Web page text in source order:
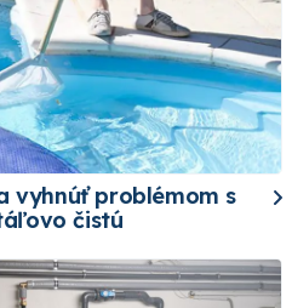
vyhnúť problémom s
čistú